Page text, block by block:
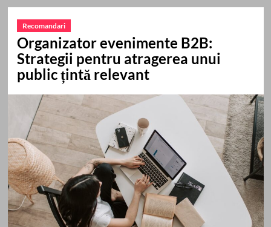
Recomandari
Organizator evenimente B2B:
Strategii pentru atragerea unui
public țintă relevant